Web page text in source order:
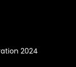
2024